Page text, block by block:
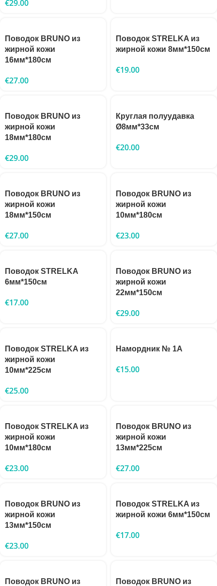
€29.00
Поводок BRUNO из
жирной кожи
16мм*180см
€27.00
Поводок STRELKA из
жирной кожи 8мм*150см
€19.00
Поводок BRUNO из
жирной кожи
18мм*180см
€29.00
Круглая полуудавка
Ø8мм*33см
€20.00
Поводок BRUNO из
жирной кожи
18мм*150см
€27.00
Поводок BRUNO из
жирной кожи
10мм*180см
€23.00
Поводок STRELKA
6мм*150см
€17.00
Поводок BRUNO из
жирной кожи
22мм*150см
€29.00
Поводок STRELKA из
жирной кожи
10мм*225см
€25.00
Намордник № 1A
€15.00
Поводок STRELKA из
жирной кожи
10мм*180см
€23.00
Поводок BRUNO из
жирной кожи
13мм*225см
€27.00
Поводок BRUNO из
жирной кожи
13мм*150см
€23.00
Поводок STRELKA из
жирной кожи 6мм*150см
€17.00
Поводок BRUNO из
Поводок BRUNO из